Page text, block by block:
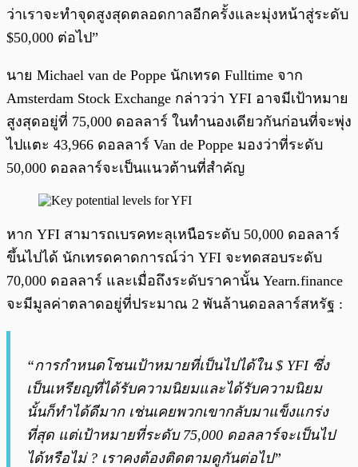
ว่าเราจะทำจุดสูงสุดตลอดกาลอีกครั้งและมุ่งหน้าสู่ระดับ
$50,000 ต่อไป”
นาย Michael van de Poppe นักเทรด Fulltime จาก
Amsterdam Stock Exchange กล่าวว่า YFI อาจมีเป้าหมาย
สูงสุดอยู่ที่ 75,000 ดอลลาร์ ในทำนองเดียวกันก่อนที่จะพุ่ง
ไปแตะ 43,966 ดอลลาร์ Van de Poppe มองว่าที่ระดับ
50,000 ดอลลาร์จะเป็นแนวต้านที่สำคัญ
หาก YFI สามารถเบรคทะลุเหนือระดับ 50,000 ดอลลาร์
ขึ้นไปได้ นักเทรดคาดการณ์ว่า YFI จะทดสอบระดับ
70,000 ดอลลาร์ และเมื่อถึงระดับราคานั้น Yearn.finance
จะมีมูลค่าตลาดอยู่ที่ประมาณ 2 พันล้านดอลลาร์สหรัฐ :
“การกำหนดโซนเป้าหมายที่เป็นไปได้ใน $ YFI ซึ่ง
เป็นเหรียญที่ได้รับความนิยมและได้รับความนิยม
นั้นก็ทำได้ดีมาก เช่นเคยพวกเขากลับมาแข็งแกร่ง
ที่สุด แต่เป้าหมายที่ระดับ 75,000 ดอลลาร์จะเป็นไป
ได้หรือไม่ ? เราคงต้องติดตามดูกันต่อไป”